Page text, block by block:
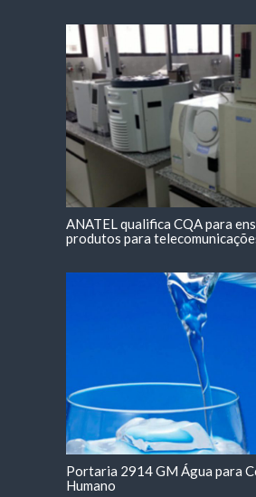
ANATEL qualifica CQA para
produtos para
Portaria 2914 GM Água para
Humano